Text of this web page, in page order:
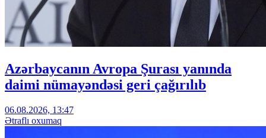
Azərbaycanın Avropa Şurası yanında
daimi nümayəndəsi geri çağırılıb
06.08.2026, 13:47
Ətraflı oxumaq